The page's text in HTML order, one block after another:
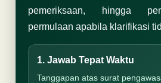
pemeriksaan, hingga
permulaan apabila klarifikasi
1. Jawab Tepat Waktu
Tanggapan atas surat